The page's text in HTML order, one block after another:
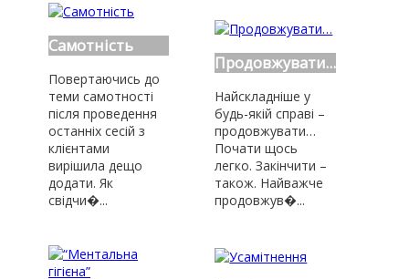
Самотність
Повертаючись до
теми самотності
після проведення
останніх сесій з
клієнтами
вирішила дещо
додати. Як
свідчи�...
Продовжувати…
Найскладніше у
будь-якій справі –
продовжувати…
Почати щось
легко. Закінчити –
також. Найважче
продовжув�...